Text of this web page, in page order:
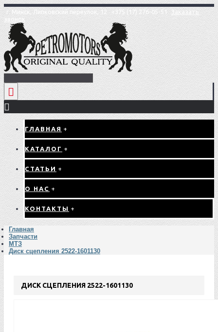
г. Минск, Липковский переулок, 12 +375 (17) 276-05-51
Заказать
звонок
ГЛАВНАЯ +
КАТАЛОГ +
СТАТЬИ +
О НАС +
КОНТАКТЫ +
Главная
Запчасти
МТЗ
Диск сцепления 2522-1601130
ДИСК СЦЕПЛЕНИЯ 2522-1601130